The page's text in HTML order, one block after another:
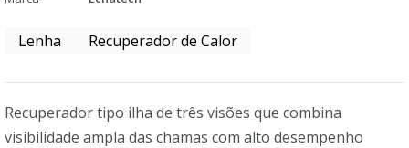
Lenha Recuperador de Calor
Recuperador tipo ilha de três visões que combina
visibilidade ampla das chamas com alto desempenho